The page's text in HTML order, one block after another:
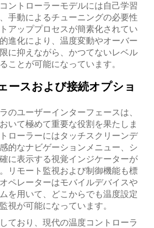
ントローラーモデルには自己学習
手動によるチューニングの必要性
アッププロセスが簡素化されてい
進化により、温度変動やオーバー
に抑えながら、かつてないレベル
ことが可能になっています。
ースおよび接続オプショ
のユーザーインターフェースは、
いて極めて重要な役割を果たしま
ローラーにはタッチスクリーンデ
的なナビゲーションメニュー、シ
に表示する視覚インジケーターが
リモート監視および制御機能も標
ペレーターはモバイルデバイスや
を用いて、どこからでも温度設定
視が可能になっています。
ており、現代の温度コントローラ